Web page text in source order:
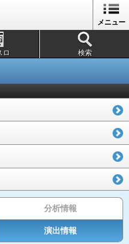
メニュー
ロ 検索
分析情報
演出情報